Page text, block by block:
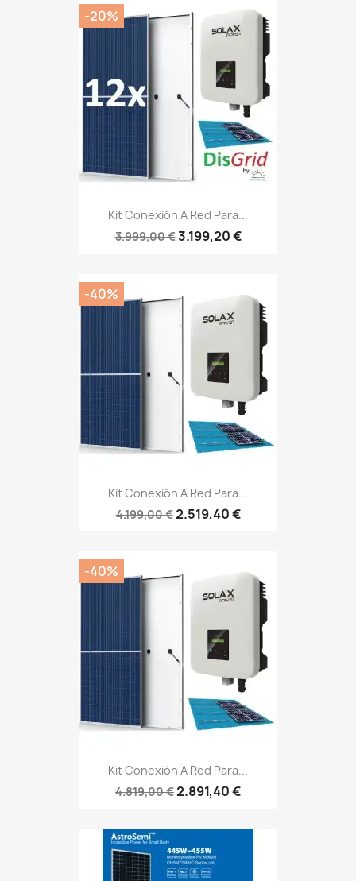
Kit Conexión A Red Para...
3.999,00 €3.199,20 €
-20%
Kit Conexión A Red Para...
4.199,00 €2.519,40 €
-40%
Kit Conexión A Red Para...
4.819,00 €2.891,40 €
-40%